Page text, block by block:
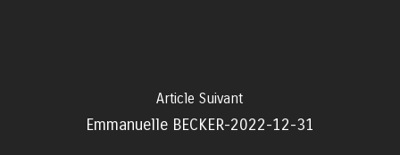
Article Suivant
Emmanuelle BECKER-2022-12-31